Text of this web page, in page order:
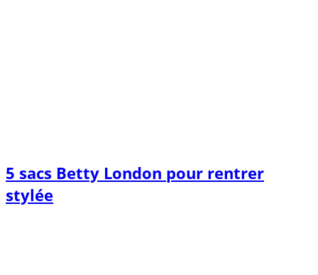
5 sacs Betty London pour rentrer
stylée